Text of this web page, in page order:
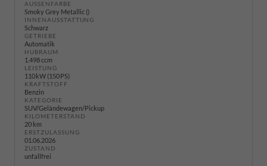
AUSSENFARBE
Smoky Grey Metallic ()
INNENAUSSTATTUNG
Schwarz
GETRIEBE
Automatik
HUBRAUM
1.498 ccm
LEISTUNG
110 kW (150 PS)
KRAFTSTOFF
Benzin
KATEGORIE
SUV/Geländewagen/Pickup
KILOMETERSTAND
20 km
ERSTZULASSUNG
01.06.2026
ZUSTAND
unfallfrei